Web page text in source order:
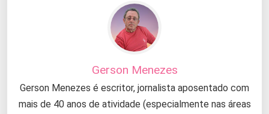
Gerson Menezes
Gerson Menezes é escritor, jornalista aposentado com
mais de 40 anos de atividade (especialmente nas áreas